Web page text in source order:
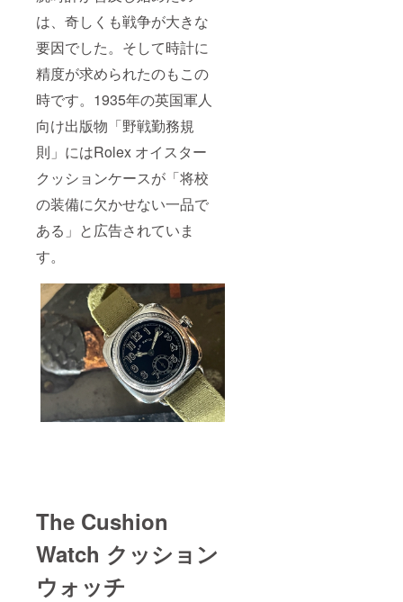
は、奇しくも戦争が大きな
要因でした。そして時計に
精度が求められたのもこの
時です。1935年の英国軍人
向け出版物「野戦勤務規
則」にはRolex オイスター
クッションケースが「将校
の装備に欠かせない一品で
ある」と広告されていま
す。
The Cushion
Watch クッション
ウォッチ